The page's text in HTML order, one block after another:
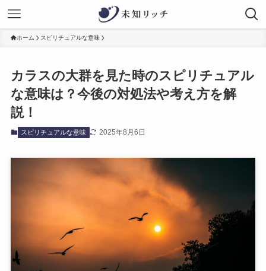
ホーム スピリチュアルな意味
カラスの大群を見た時のスピリチュアル
な意味は？今後の対処法や考え方を解
説！
スピリチュアルな意味 2025年8月6日